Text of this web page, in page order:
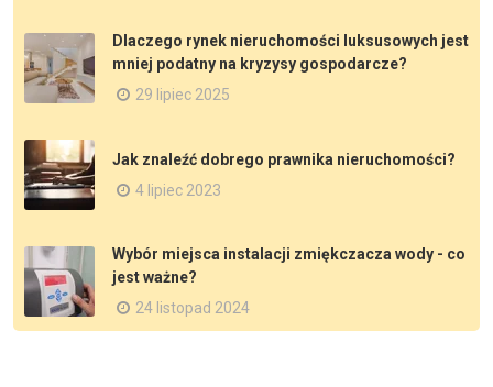
Dlaczego rynek nieruchomości luksusowych jest
mniej podatny na kryzysy gospodarcze?
29 lipiec 2025
Jak znaleźć dobrego prawnika nieruchomości?
4 lipiec 2023
Wybór miejsca instalacji zmiękczacza wody - co
jest ważne?
24 listopad 2024